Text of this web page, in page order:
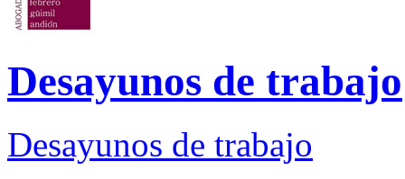
Desayunos de trabajo
Desayunos de trabajo